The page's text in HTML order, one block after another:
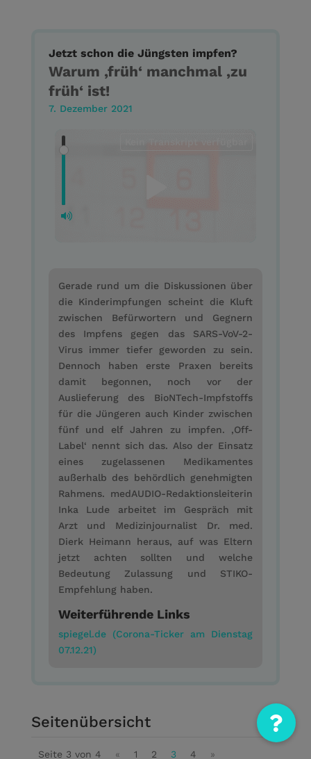
Jetzt schon die Jüngsten impfen?
Warum ‚früh‘ manchmal ‚zu
früh‘ ist!
7. Dezember 2021
Gerade rund um die Diskussionen über
die Kinderimpfungen scheint die Kluft
zwischen Befürwortern und Gegnern
des Impfens gegen das SARS-VoV-2-
Virus immer tiefer geworden zu sein.
Dennoch haben erste Praxen bereits
damit begonnen, noch vor der
Auslieferung des BioNTech-Impfstoffs
für die Jüngeren auch Kinder zwischen
fünf und elf Jahren zu impfen. ‚Off-
Label‘ nennt sich das. Also der Einsatz
eines zugelassenen Medikamentes
außerhalb des behördlich genehmigten
Rahmens. medAUDIO-Redaktionsleiterin
Inka Lude arbeitet im Gespräch mit
Arzt und Medizinjournalist Dr. med.
Dierk Heimann heraus, auf was Eltern
jetzt achten sollten und welche
Bedeutung Zulassung und STIKO-
Empfehlung haben.
Weiterführende Links
spiegel.de (Corona-Ticker am Dienstag
07.12.21)
Seitenübersicht
Seite 3 von 4 « 1 2 3 4 »